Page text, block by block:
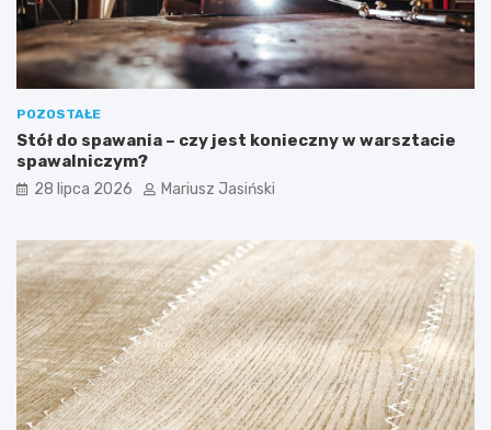
POZOSTAŁE
Stół do spawania – czy jest konieczny w warsztacie
spawalniczym?
28 lipca 2026 Mariusz Jasiński